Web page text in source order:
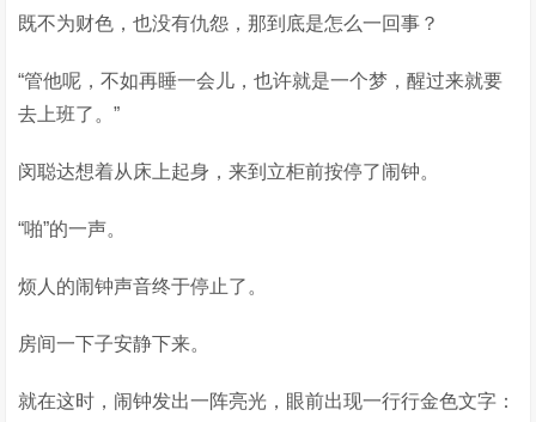
既不为财色，也没有仇怨，那到底是怎么一回事？
“管他呢，不如再睡一会儿，也许就是一个梦，醒过来就要
去上班了。”
闵聪达想着从床上起身，来到立柜前按停了闹钟。
“啪”的一声。
烦人的闹钟声音终于停止了。
房间一下子安静下来。
就在这时，闹钟发出一阵亮光，眼前出现一行行金色文字：